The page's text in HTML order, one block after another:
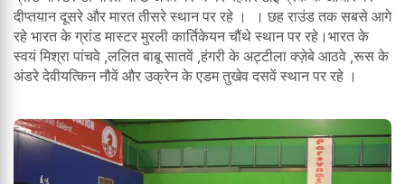
दीप्तयान दूसरे और मारत तीसरे स्थान पर रहे । । छह राउंड तक सबसे आगे
रहे भारत के ग्रांड मास्टर मुरली कार्तिकेयन चौंथे स्थान पर रहे।भारत के
स्वयं मिश्रा पांचवे ,ललित बाबू सातवें ,हंगरी के अट्टीला क्ज़ेबे आठवे ,रूस के
अंडरे देवीयत्किन नौवें और उक्रेन के एडम तुखेव दसवें स्थान पर रहे ।